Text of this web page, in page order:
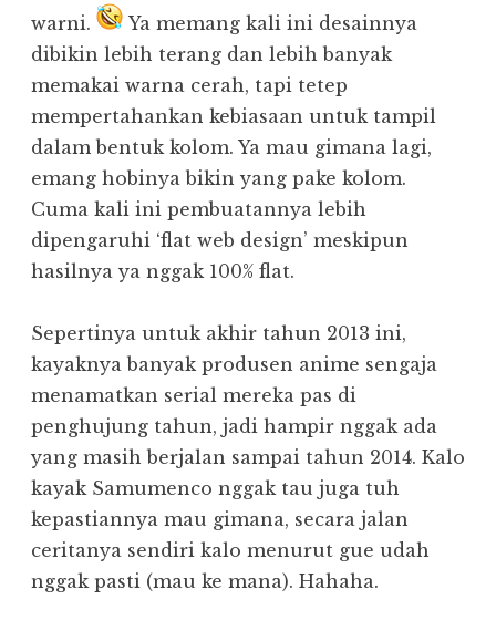
warni.
Ya memang kali ini desainnya
dibikin lebih terang dan lebih banyak
memakai warna cerah, tapi tetep
mempertahankan kebiasaan untuk tampil
dalam bentuk kolom. Ya mau gimana lagi,
emang hobinya bikin yang pake kolom.
Cuma kali ini pembuatannya lebih
dipengaruhi ‘flat web design’ meskipun
hasilnya ya nggak 100% flat.
Sepertinya untuk akhir tahun 2013 ini,
kayaknya banyak produsen anime sengaja
menamatkan serial mereka pas di
penghujung tahun, jadi hampir nggak ada
yang masih berjalan sampai tahun 2014. Kalo
kayak Samumenco nggak tau juga tuh
kepastiannya mau gimana, secara jalan
ceritanya sendiri kalo menurut gue udah
nggak pasti (mau ke mana). Hahaha.